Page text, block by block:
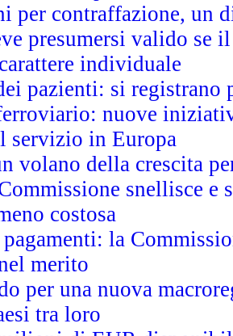
per contraffazione, un
presumersi valido se
individuale
pazienti: si
nuove
servizio in Europa
volano della crescita
snellisce
costosa
la
merito
per una nuova
tra loro